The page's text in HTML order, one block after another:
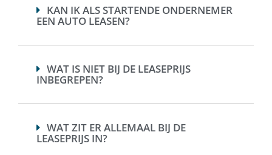
KAN IK ALS STARTENDE ONDERNEMER
EEN AUTO LEASEN?
WAT IS NIET BIJ DE LEASEPRIJS
INBEGREPEN?
WAT ZIT ER ALLEMAAL BIJ DE
LEASEPRIJS IN?